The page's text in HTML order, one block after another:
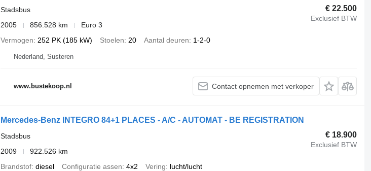
€ 22.500
Exclusief BTW
Stadsbus
2005
856.528 km
Euro 3
Vermogen
252 PK (185 kW) Stoelen 20 Aantal deuren 1-2-0
Nederland, Susteren
www.bustekoop.nl Contact opnemen met verkoper
Mercedes-Benz INTEGRO 84+1 PLACES - A/C - AUTOMAT - BE REGISTRATION
€ 18.900
Exclusief BTW
Stadsbus
2009
922.526 km
Brandstof diesel Configuratie assen 4x2 Vering lucht/lucht